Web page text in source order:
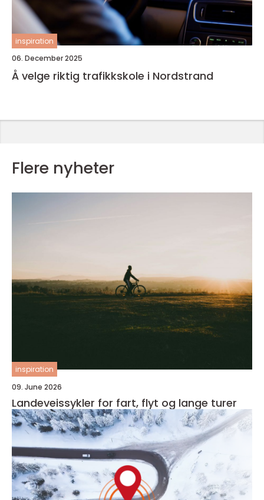
inspiration
06. December 2025
Å velge riktig trafikkskole i Nordstrand
Flere nyheter
inspiration
09. June 2026
Landeveissykler for fart, flyt og lange turer